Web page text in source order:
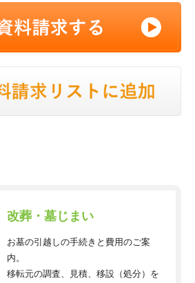
改葬・墓じまい
お墓の引越しの手続きと費用のご案
内。
移転元の調査、見積、移設（処分）を